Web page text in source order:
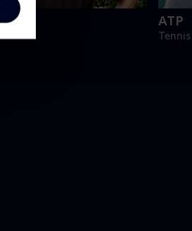
ATP
Tennis